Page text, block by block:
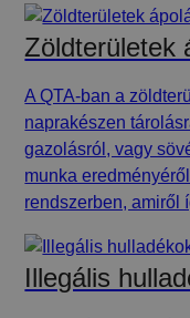
Zöldterületek
A QTA-ban a
naprakészen
gazolásról, vagy
munka
rendszerben, amiről
Illegális